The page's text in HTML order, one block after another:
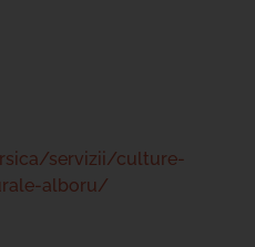
servizii/culture-
alboru/